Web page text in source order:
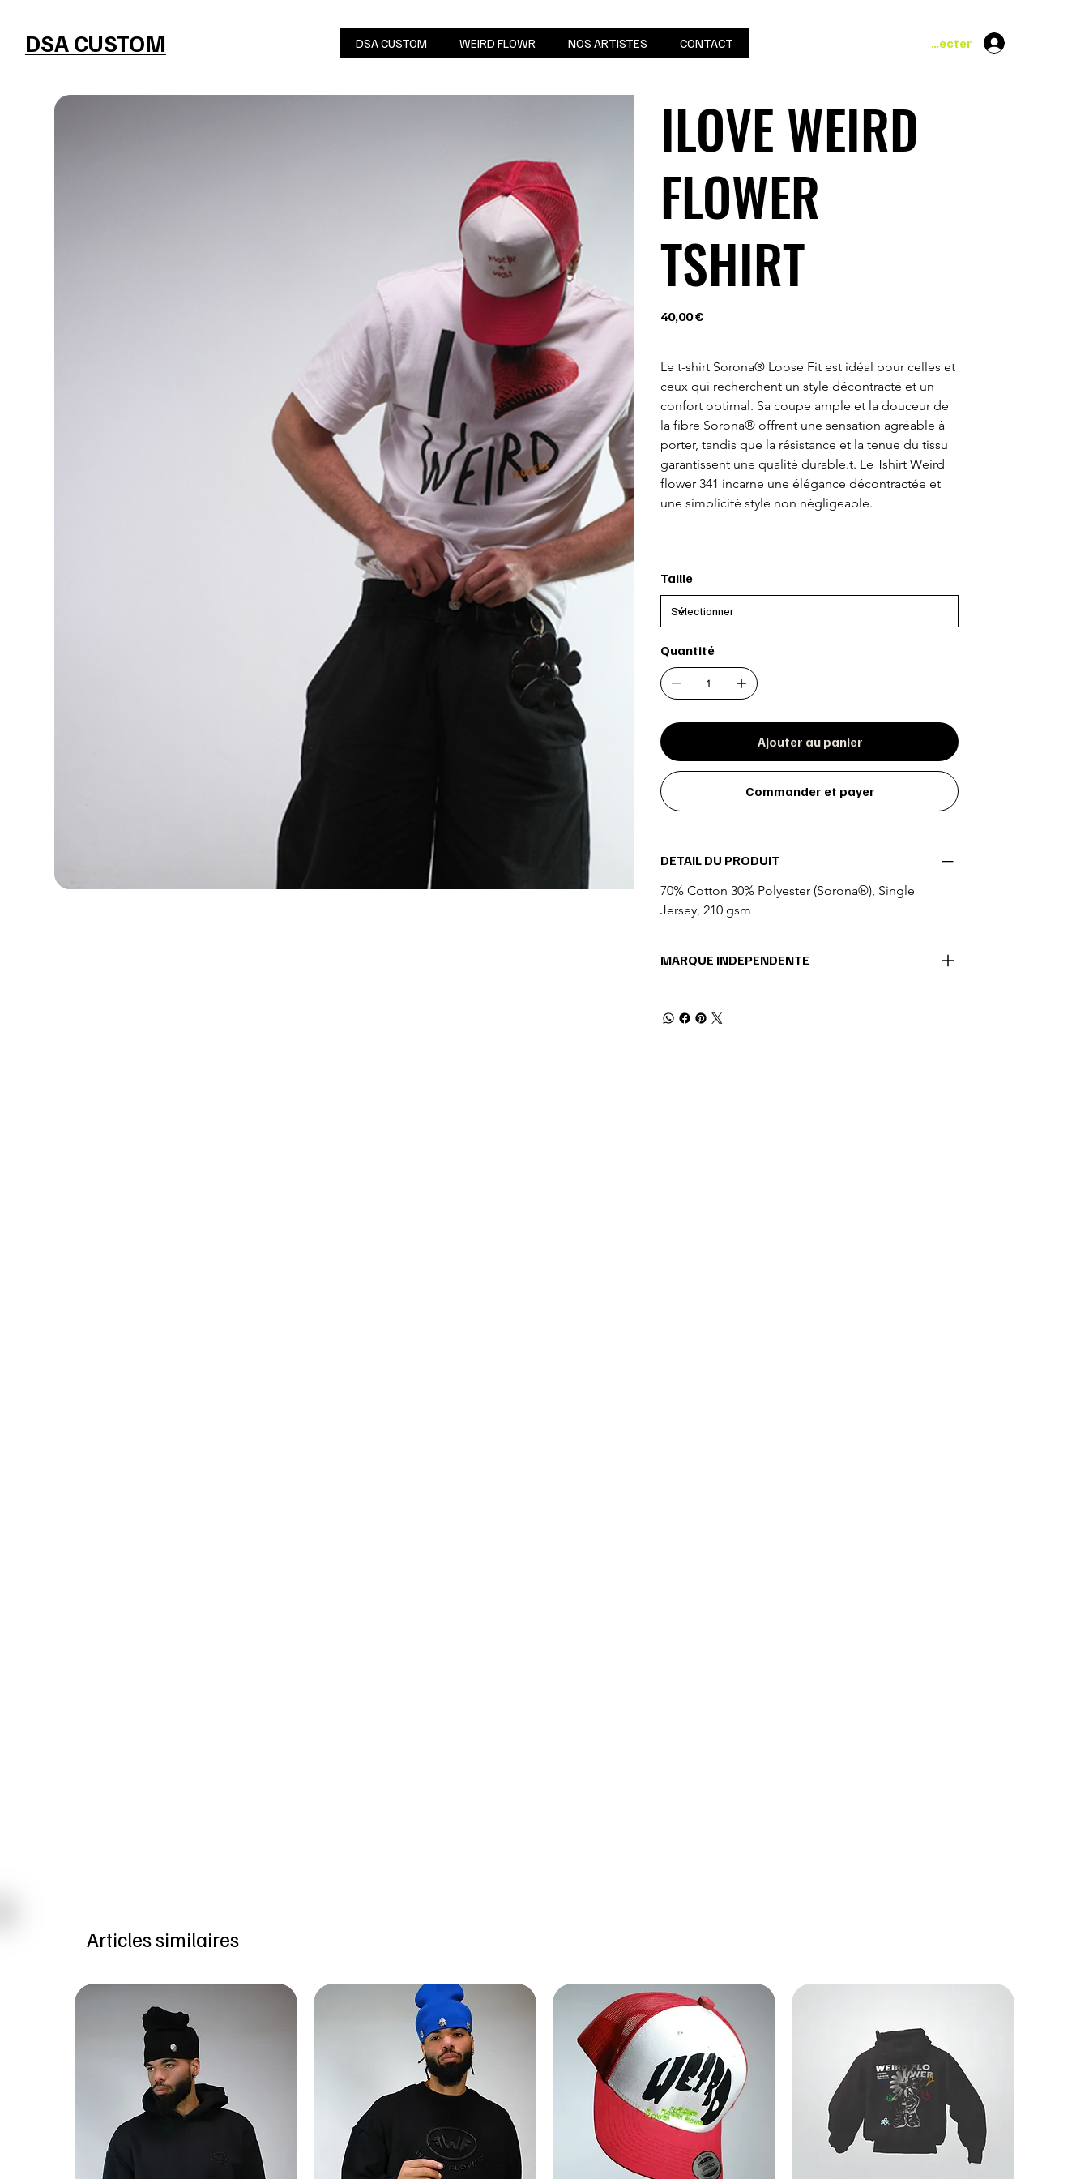
DSA CUSTOM Se connecter
DSA CUSTOM WEIRD FLOWR NOS ARTISTES CONTACT
ILOVE WEIRD
FLOWER
TSHIRT
40,00 €
Le t-shirt Sorona® Loose Fit est idéal pour celles et
ceux qui recherchent un style décontracté et un
confort optimal. Sa coupe ample et la douceur de
la fibre Sorona® offrent une sensation agréable à
porter, tandis que la résistance et la tenue du tissu
garantissent une qualité durable.t. Le Tshirt Weird
flower 341 incarne une élégance décontractée et
une simplicité stylé non négligeable.
Taille
Quantité
Ajouter au panier
Commander et payer
DETAIL DU PRODUIT
70% Cotton 30% Polyester (Sorona®), Single
Jersey, 210 gsm
MARQUE INDEPENDENTE
Articles similaires